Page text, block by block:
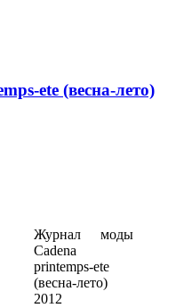
ete (весна-лето)
Журнал моды
Cadena
printemps-ete
(весна-лето)
2012